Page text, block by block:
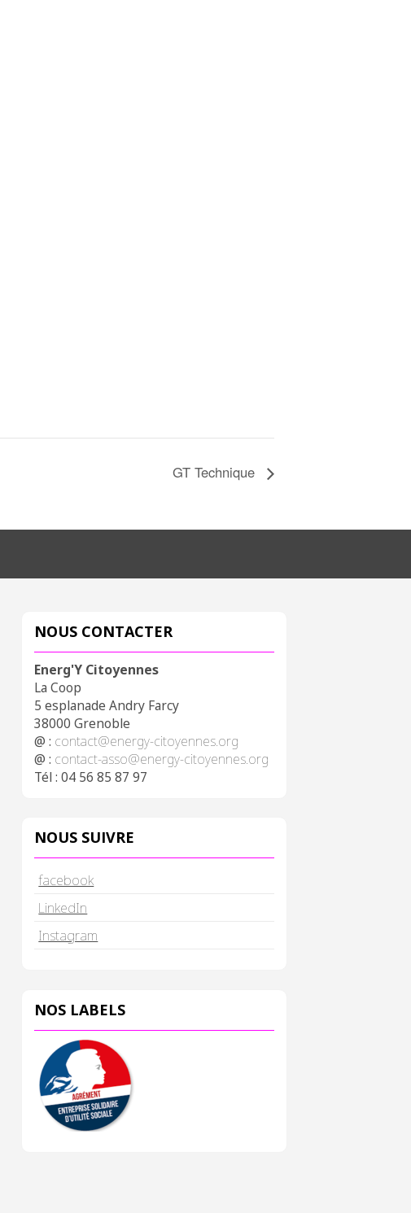
GT Technique
NOUS CONTACTER
Energ'Y Citoyennes
La Coop
5 esplanade Andry Farcy
38000 Grenoble
@ : contact@energy-citoyennes.org
@ : contact-asso@energy-citoyennes.org
Tél : 04 56 85 87 97
NOUS SUIVRE
facebook
LinkedIn
Instagram
NOS LABELS